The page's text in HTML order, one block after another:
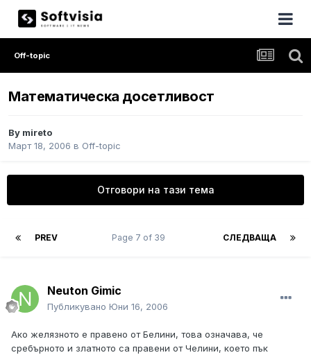
Off-topic
Математическа досетливост
By mireto
Март 18, 2006 в Off-topic
Отговори на тази тема
PREV СЛЕДВАЩА
Page 7 of 39
Neuton Gimic
Публикувано Юни 16, 2006
Ако желязното е правено от Белини, това означава, че
сребърното и златното са правени от Челини, което пък